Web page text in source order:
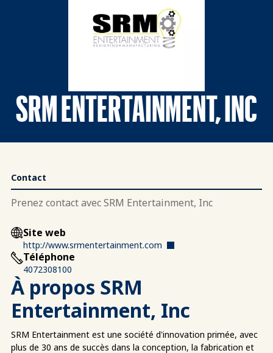
SRM ENTERTAINMENT, INC
Contact
Prenez contact avec SRM Entertainment, Inc
Site web
http://www.srmentertainment.com
Téléphone
4072308100
À propos SRM
Entertainment, Inc
SRM Entertainment est une société d'innovation primée, avec
plus de 30 ans de succès dans la conception, la fabrication et